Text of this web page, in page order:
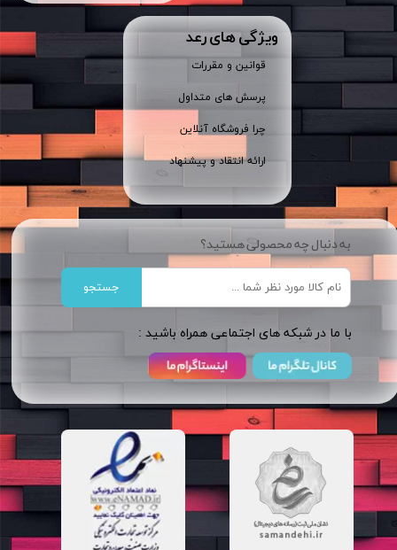
ویژگی های رعد
قوانین و مقررات
پرسش های متداول
چرا فروشگاه آنلاین
ارائه انتقاد و پیشنهاد
به دنبال چه محصولی هستید؟
جستجو
​​با ما در شبکه های اجتماعی همراه باشید :